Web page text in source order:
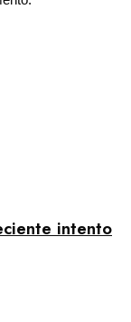
intento